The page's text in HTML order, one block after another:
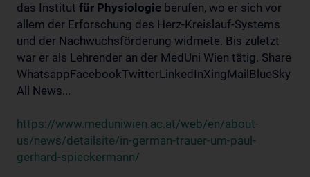
das Institut für Physiologie berufen, wo er sich vor
allem der Erforschung des Herz-Kreislauf-Systems
und der Nachwuchsförderung widmete. Bis zuletzt
war er als Lehrender an der MedUni Wien tätig. Share
WhatsappFacebookTwitterLinkedInXingMailBlueSky
All News...
https://www.meduniwien.ac.at/web/en/about-
us/news/detailsite/in-german-trauer-um-paul-
gerhard-spieckermann/